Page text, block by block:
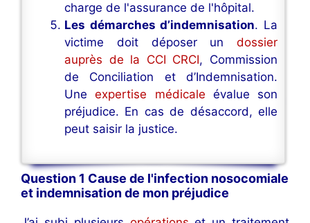
charge de l'assurance de l'hôpital.
Les démarches d’indemnisation. La
victime doit déposer un dossier
auprès de la CCI CRCI, Commission
de Conciliation et d’Indemnisation.
Uneexpertise médicale évalue son
préjudice. En cas de désaccord, elle
peut saisir la justice.
Question 1 Cause de l'infection nosocomiale
et indemnisation de mon préjudice